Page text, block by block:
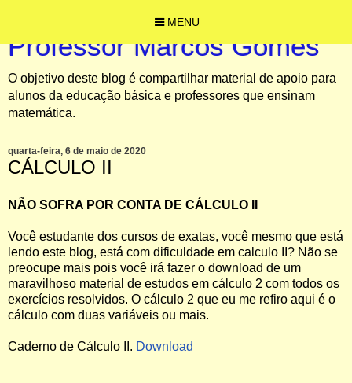
MENU
Professor Marcos Gomes
O objetivo deste blog é compartilhar material de apoio para
alunos da educação básica e professores que ensinam
matemática.
quarta-feira, 6 de maio de 2020
CÁLCULO II
NÃO SOFRA POR CONTA DE CÁLCULO II
Você estudante dos cursos de exatas, você mesmo que está
lendo este blog, está com dificuldade em calculo II? Não se
preocupe mais pois você irá fazer o download de um
maravilhoso material de estudos em cálculo 2 com todos os
exercícios resolvidos. O cálculo 2 que eu me refiro aqui é o
cálculo com duas variáveis ou mais.
Caderno de Cálculo II. Download